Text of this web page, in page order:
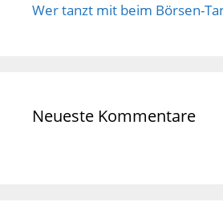
Wer tanzt mit beim Börsen-
Neueste Kommentare